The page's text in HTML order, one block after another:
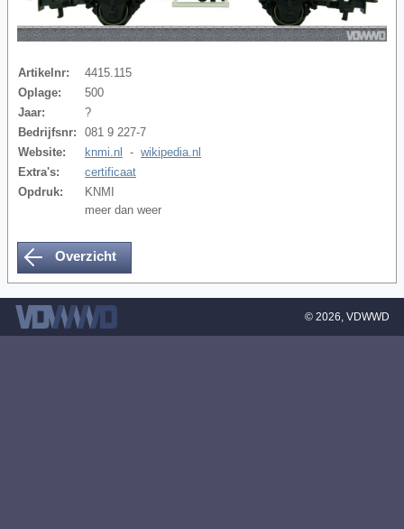
Artikelnr:
4415.115
Oplage:
500
Jaar:
?
Bedrijfsnr:
081 9 227-7
Website:
knmi.nl - wikipedia.nl
Extra's:
certificaat
Opdruk:
KNMI
meer dan weer
Overzicht
© 2026, VDWWD